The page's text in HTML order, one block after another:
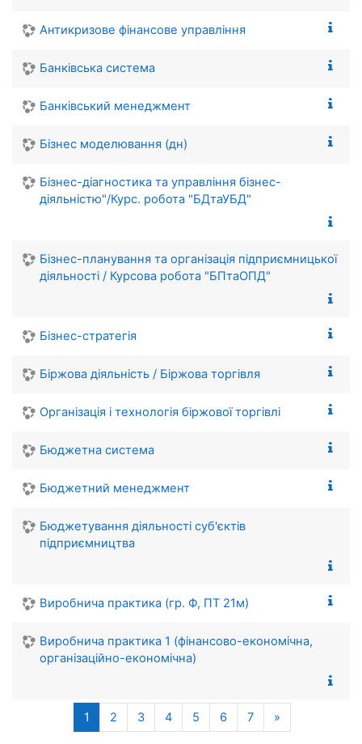
Антикризове фінансове управління
Банківська система
Банківський менеджмент
Бізнес моделювання (дн)
Бізнес-діагностика та управління бізнес-
діяльністю"/Курс. робота "БДтаУБД"
Бізнес-планування та організація підприємницької
діяльності / Курсова робота "БПтаОПД"
Бізнес-стратегія
Біржова діяльність / Біржова торгівля
Організація і технологія біржової торгівлі
Бюджетна система
Бюджетний менеджмент
Бюджетування діяльності суб'єктів
підприємництва
Виробнича практика (гр. Ф, ПТ 21м)
Виробнича практика 1 (фінансово-економічна,
організаційно-економічна)
1 (current)
2 3 4 5 6 7 »